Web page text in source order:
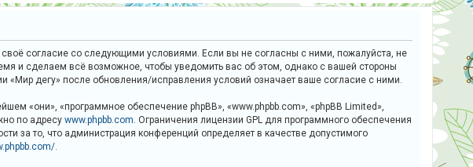
согласие со следующими условиями. Если вы не согласны с ними, пожалуйста, не
и сделаем всё возможное, чтобы уведомить вас об этом, однако с вашей стороны
«Мир дегу» после обновления/исправления условий означает ваше согласие с ними.
«они», «программное обеспечение phpBB», «www.phpbb.com», «phpBB Limited»,
по адресуwww.phpbb.com. Ограничения лицензии GPL для программного обеспечения
за то, что администрация конференций определяет в качестве допустимого
.